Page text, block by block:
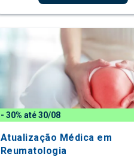
- 30% até 30/08
Atualização Médica em
Reumatologia